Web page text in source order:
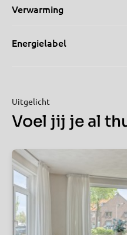
Verwarming
Energielabel
Uitgelicht
Voel jij je al